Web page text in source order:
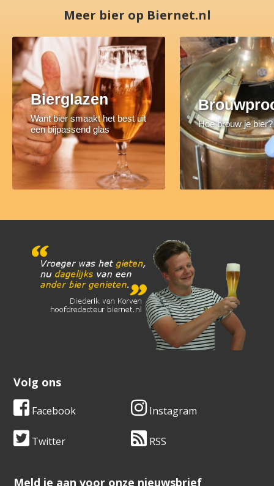
Meer bier op Biernet.nl
Bierglazen
Want bier smaakt het best uit
een bijpassend glas
Hoe brouw je bier?
Volg ons
Facebook Instagram
Twitter RSS
​​​​​​​Meld je aan voor onze nieuwsbrief